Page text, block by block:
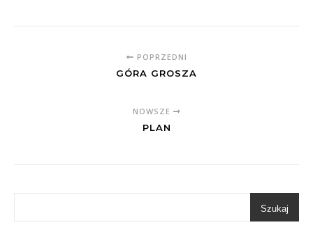
POPRZEDNI
GÓRA GROSZA
NOWSZE
PLAN
Szukaj